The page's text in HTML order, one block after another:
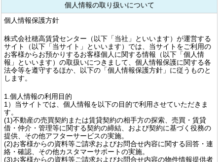
個人情報の取り扱いについて
個人情報保護方針
株式会社穂高賃貸センター（以下「当社」といいます）が運営する
サイト（以下「当サイト」といいます）では、当サイトをご利用の
お客様からお預かりするお客様個人に関する情報（以下「個人情
報」といいます）の取扱いにつきまして、個人情報保護に関する各
法令等を遵守するほか、以下の「個人情報保護方針」に従うものと
します。
1.個人情報の利用目的
1）当サイトでは、個人情報を以下の目的で利用させていただきま
す。
(1)不動産の売買契約または賃貸契約の相手方の探索、売買・賃貸
借・仲介・管理等に関する契約の締結、および契約に基づく役務の
提供、その他アフターサービスの実施。
(2)お客様からの資料等ご請求およびお問合せ内容に関する回答・連
絡・確認、その他カスタマーサポートの実施。
(3)お客様からの資料等ご請求およびお問合せ内容の物件情報提供者